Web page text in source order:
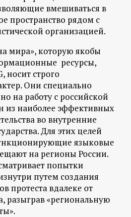
вмешиваться в
пространство рядом с
организацией.
мира», которую якобы
ресурсы,
носит строго
Они специально
на работу с российской
из наиболее эффективных
во внутренние
Для этих целей
языковые
на регионы России.
попытки
путем создания
протеста вдалеке от
разыграв «региональную